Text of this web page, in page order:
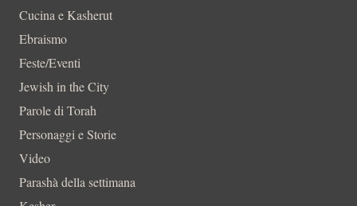
Cucina e Kasherut
Ebraismo
Feste/Eventi
Jewish in the City
Parole di Torah
Personaggi e Storie
Video
Parashà della settimana